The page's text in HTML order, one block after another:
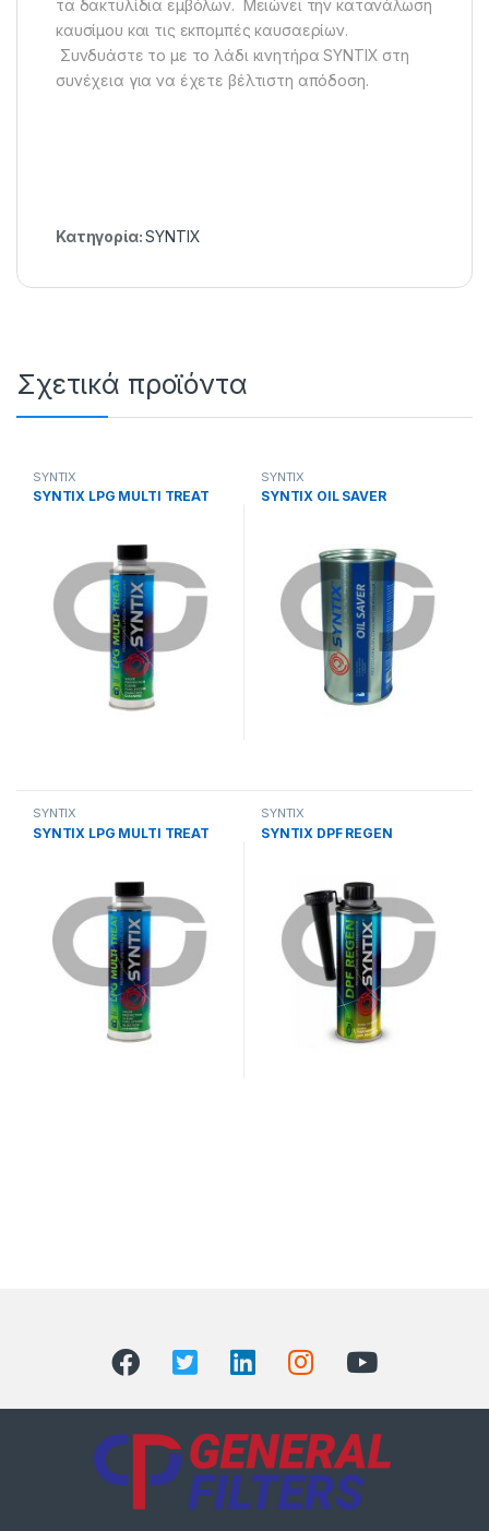
τα δακτυλίδια εμβόλων. Μειώνει την κατανάλωση
καυσίμου και τις εκπομπές καυσαερίων.
Συνδυάστε το με το λάδι κινητήρα SYNTIX στη
συνέχεια για να έχετε βέλτιστη απόδοση.
Κατηγορία:SYNTIX
Σχετικά προϊόντα
SYNTIX
SYNTIX LPG MULTI TREAT
SYNTIX
SYNTIX OIL SAVER
SYNTIX
SYNTIX LPG MULTI TREAT
SYNTIX
SYNTIX DPF REGEN